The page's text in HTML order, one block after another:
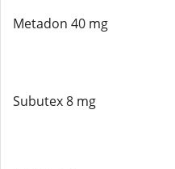
Metadon 40 mg
Subutex 8 mg